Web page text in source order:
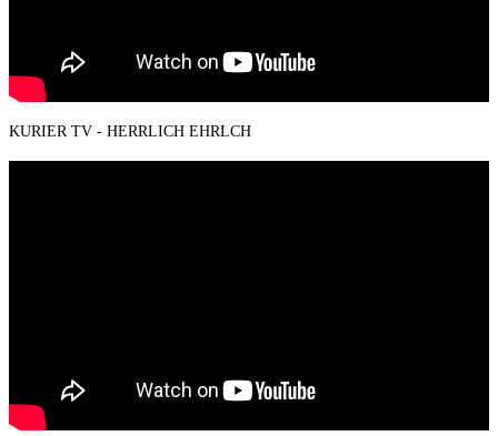
KURIER TV - HERRLICH EHRLCH